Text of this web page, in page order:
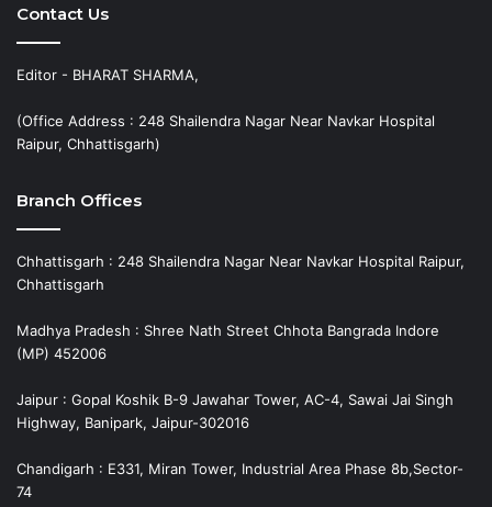
Contact Us
Editor - BHARAT SHARMA,
(Office Address : 248 Shailendra Nagar Near Navkar Hospital
Raipur, Chhattisgarh)
Branch Offices
Chhattisgarh : 248 Shailendra Nagar Near Navkar Hospital Raipur,
Chhattisgarh
Madhya Pradesh : Shree Nath Street Chhota Bangrada Indore
(MP) 452006
Jaipur : Gopal Koshik B-9 Jawahar Tower, AC-4, Sawai Jai Singh
Highway, Banipark, Jaipur-302016
Chandigarh : E331, Miran Tower, Industrial Area Phase 8b,Sector-
74